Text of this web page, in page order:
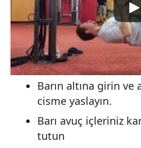
Barın altına girin ve
cisme yaslayın.
Barı avuç içleriniz
tutun